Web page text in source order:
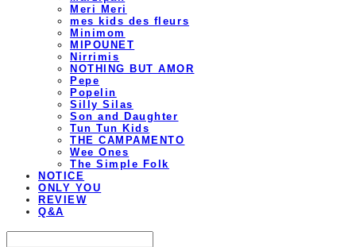
Meri Meri
mes kids des fleurs
Minimom
MIPOUNET
Nirrimis
NOTHING BUT AMOR
Pepe
Popelin
Silly Silas
Son and Daughter
Tun Tun Kids
THE CAMPAMENTO
Wee Ones
The Simple Folk
NOTICE
ONLY YOU
REVIEW
Q&A